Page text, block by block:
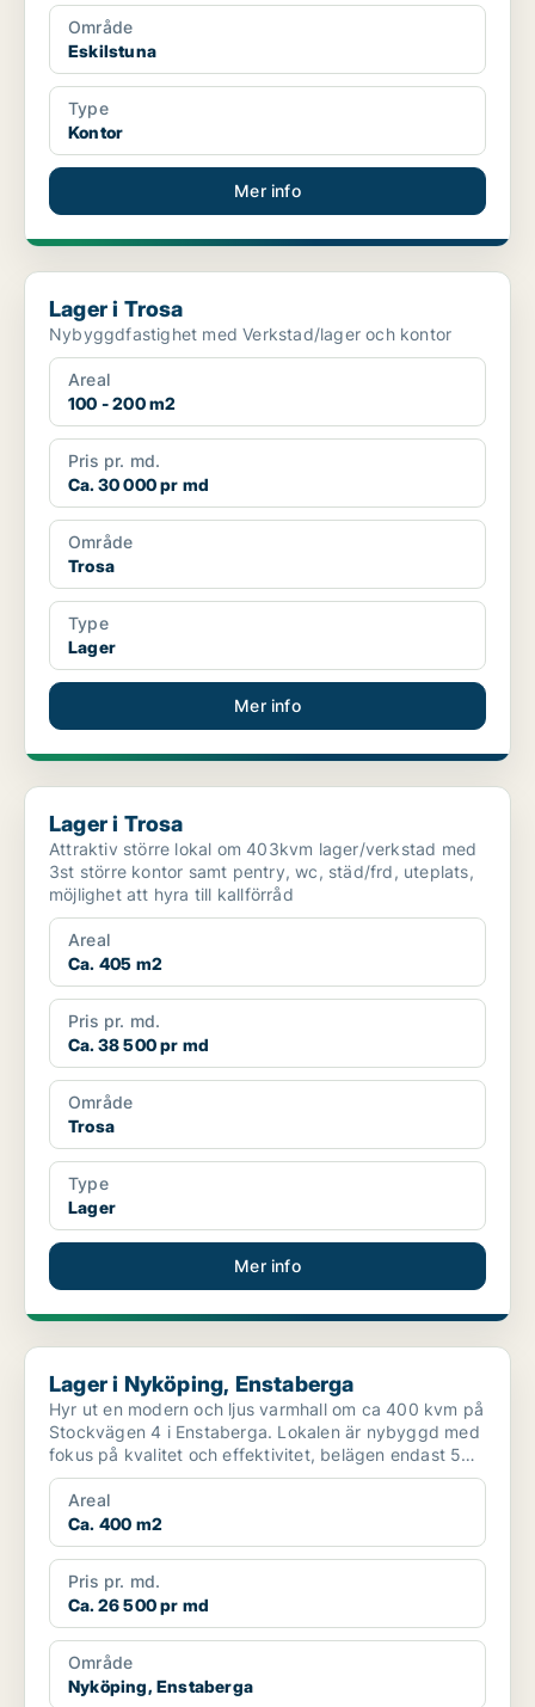
Område
Eskilstuna
Type
Kontor
Mer info
Lager i Trosa
Lager i Trosa
Nybyggdfastighet med Verkstad/lager och kontor
Areal
100 - 200 m2
Pris pr. md.
Ca. 30 000 pr md
Område
Trosa
Type
Lager
Mer info
Lager i Trosa
Lager i Trosa
Attraktiv större lokal om 403kvm lager/verkstad med
3st större kontor samt pentry, wc, städ/frd, uteplats,
möjlighet att hyra till kallförråd
Areal
Ca. 405 m2
Pris pr. md.
Ca. 38 500 pr md
Område
Trosa
Type
Lager
Mer info
Lager i Nyköping, Enstaberga
Lager i Nyköping, Enstaberga
Hyr ut en modern och ljus varmhall om ca 400 kvm på
Stockvägen 4 i Enstaberga. Lokalen är nybyggd med
fokus på kvalitet och effektivitet, belägen endast 5
mi...
Areal
Ca. 400 m2
Pris pr. md.
Ca. 26 500 pr md
Område
Nyköping, Enstaberga